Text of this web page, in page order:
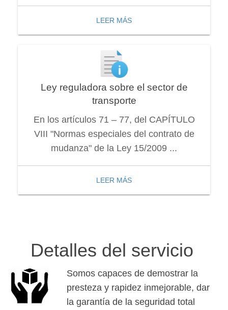
LEER MÁS
Ley reguladora sobre el sector de
transporte
En los artículos 71 – 77, del CAPÍTULO
VIII "Normas especiales del contrato de
mudanza" de la Ley 15/2009 ...
LEER MÁS
Detalles del servicio
Somos capaces de demostrar la
presteza y rapidez inmejorable, dar
la garantía de la seguridad total